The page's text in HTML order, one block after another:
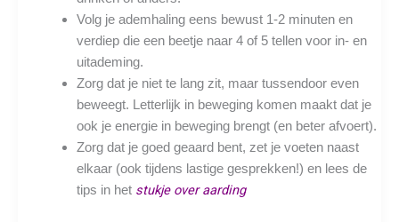
Volg je ademhaling eens bewust 1-2 minuten en
verdiep die een beetje naar 4 of 5 tellen voor in- en
uitademing.
Zorg dat je niet te lang zit, maar tussendoor even
beweegt. Letterlijk in beweging komen maakt dat je
ook je energie in beweging brengt (en beter afvoert).
Zorg dat je goed geaard bent, zet je voeten naast
elkaar (ook tijdens lastige gesprekken!) en lees de
tips in het stukje over aarding